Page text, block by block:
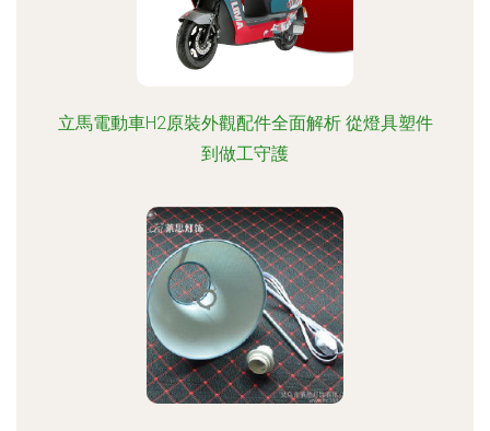
立馬電動車H2原裝外觀配件全面解析 從燈具塑件
到做工守護